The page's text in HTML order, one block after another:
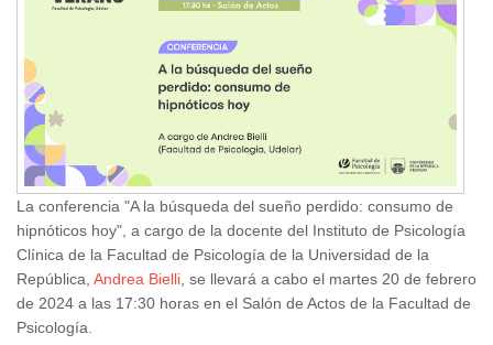
La conferencia "A la búsqueda del sueño perdido: consumo de
hipnóticos hoy", a cargo de la docente del Instituto de Psicología
Clínica de la Facultad de Psicología de la Universidad de la
República, Andrea Bielli , se llevará a cabo el martes 20 de febrero
de 2024 a las 17:30 horas en el Salón de Actos de la Facultad de
Psicología.